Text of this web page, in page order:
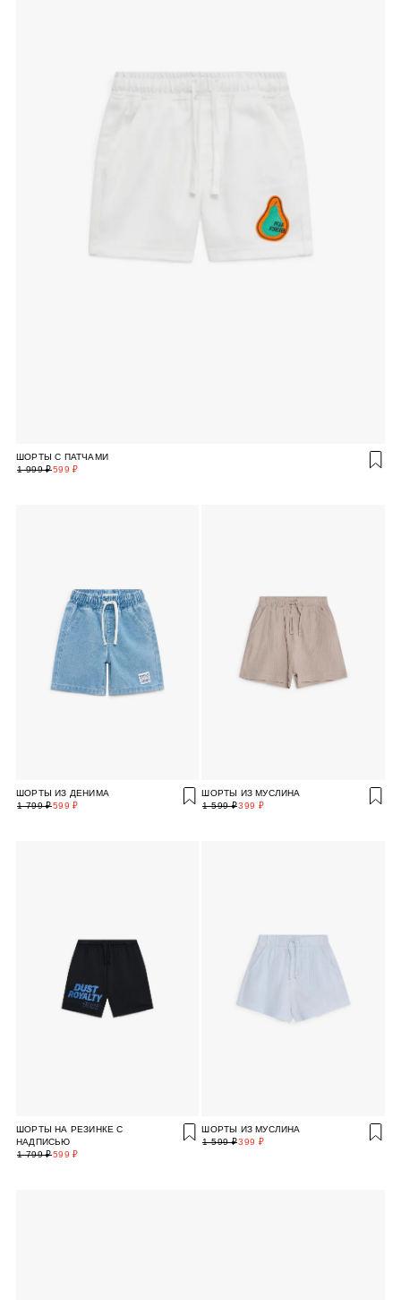
ШОРТЫ С ПАТЧАМИ
599 ₽
1 999 ₽
ШОРТЫ ИЗ ДЕНИМА
599 ₽
1 799 ₽
ШОРТЫ ИЗ МУСЛИНА
399 ₽
1 599 ₽
ШОРТЫ НА РЕЗИНКЕ С
НАДПИСЬЮ
599 ₽
1 799 ₽
ШОРТЫ ИЗ МУСЛИНА
399 ₽
1 599 ₽